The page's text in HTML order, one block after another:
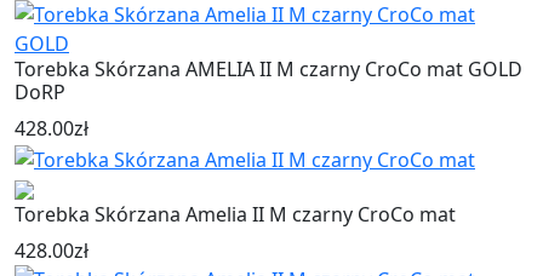
Torebka Skórzana AMELIA II M czarny CroCo mat GOLD
DoRP
428.00zł
Torebka Skórzana Amelia II M czarny CroCo mat
428.00zł